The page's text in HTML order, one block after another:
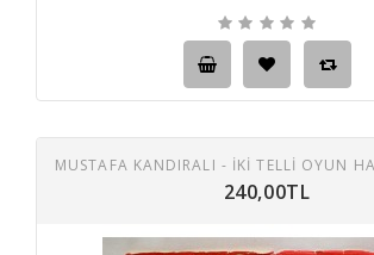
240,00TL